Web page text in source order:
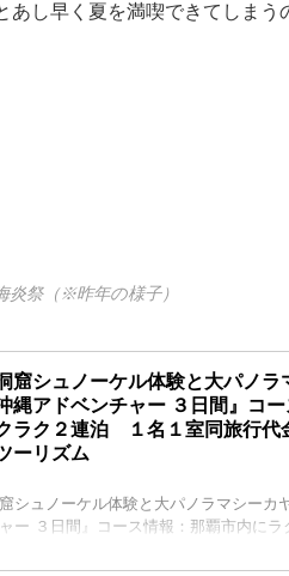
あし早く夏を満喫できてしまう
炎祭（※昨年の様子）
窟シュノーケル体験と大パノ
アドベンチャー ３日間』コー
ラク２連泊 １名１室同旅行代
ーリズム
窟シュノーケル体験と大パノラマシー
ャー ３日間』コース情報：那覇市内に
ブツーリズム。